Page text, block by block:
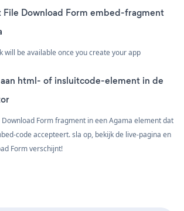
File Download Form embed-fragment
will be available once you create your app
html- of insluitcode-element in de
Download Form fragment in een Agama element dat
code accepteert. sla op, bekijk de live-pagina en
Form verschijnt!